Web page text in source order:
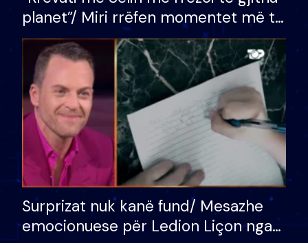
planet”/ Miri rrëfen momentet më të
bukura në shtëpinë e BB VIP: Do më
mungojë zilja e mëngjesit kur…
Surprizat nuk kanë fund/ Mesazhe
emocionuese për Ledion Liçon nga